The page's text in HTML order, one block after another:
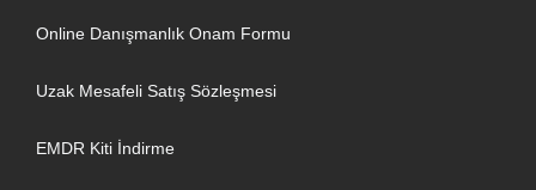
Online Danışmanlık Onam Formu
Uzak Mesafeli Satış Sözleşmesi
EMDR Kiti İndirme